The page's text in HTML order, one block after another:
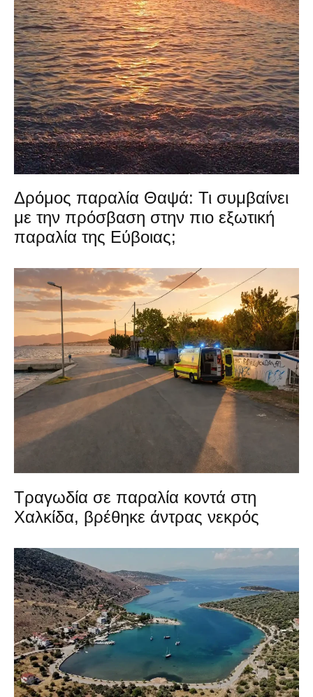
Δρόμος παραλία Θαψά: Τι συμβαίνει
με την πρόσβαση στην πιο εξωτική
παραλία της Εύβοιας;
Τραγωδία σε παραλία κοντά στη
Χαλκίδα, βρέθηκε άντρας νεκρός